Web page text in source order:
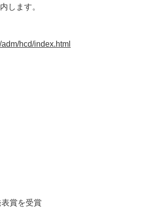
します。
hcd/index.html
賞を受賞